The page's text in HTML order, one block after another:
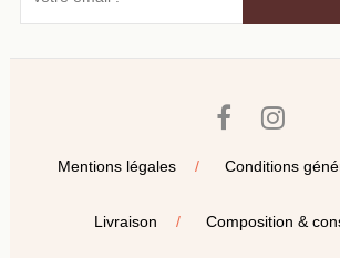
Facebook
Mentions légales Conditions
Livraison Composition &